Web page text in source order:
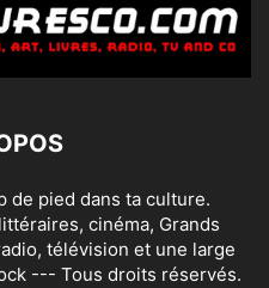
de pied dans ta culture.
cinéma, Grands
télévision et une large
--- Tous droits réservés.